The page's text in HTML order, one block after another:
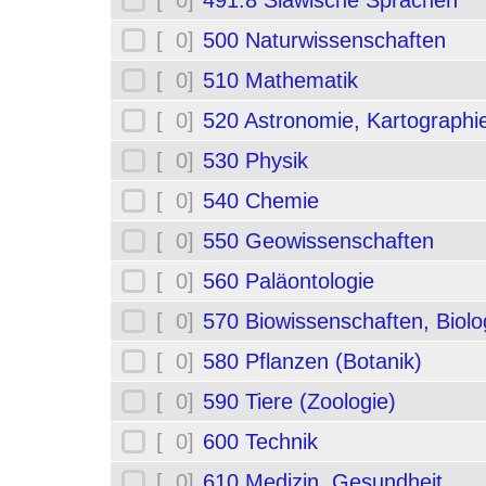
[ 0] 500 Naturwissenschaften
[ 0] 510 Mathematik
[ 0] 520 Astronomie,
[ 0] 530 Physik
[ 0] 540 Chemie
[ 0] 550 Geowissenschaften
[ 0] 560 Paläontologie
[ 0] 570 Biowissenschaften,
[ 0] 580 Pflanzen (Botanik)
[ 0] 590 Tiere (Zoologie)
[ 0] 600 Technik